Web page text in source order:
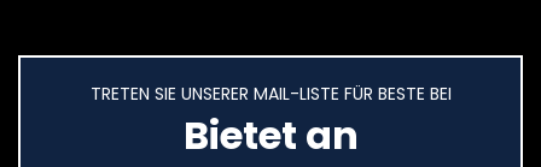
TRETEN SIE UNSERER MAIL-LISTE FÜR BESTE BEI
Bietet an